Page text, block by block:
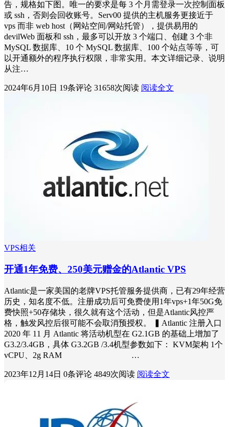
告，规格如下图。唯一的要求是每 3 个月需登录一次控制面板
或 ssh，否则会回收账号。Serv00 提供的主机服务更接近于
vps 而非 web host（网站空间/网站托管），提供易用的
devilWeb 面板和 ssh，最多可以开放 3 个端口、创建 3 个非
MySQL 数据库、10 个 MySQL 数据库、100 个站点等等，可
以开通额外的程序执行权限，非常实用。本文详细记录、说明
从注…
2024年6月10日 19条评论 31658次阅读 阅读全文
VPS相关
开通1年免费、250美元赠金的Atlantic VPS
Atlantic是一家美国的老牌VPS托管服务提供商，已有29年经营
历史，知名度不低。注册成功后可免费使用1年vps+1年50G免
费快照+50存储块，很久就有这个活动，但是Atlantic风控严
格，触发风控后很可能不会取消预授权。 ▍Atlantic 注册入口
2020 年 11 月 Atlantic 将活动机型在 G2.1GB 的基础上增加了
G3.2/3.4GB，具体 G3.2GB /3.4机型参数如下： KVM架构 1个
vCPU、2g RAM …
2023年12月14日 0条评论 4849次阅读 阅读全文